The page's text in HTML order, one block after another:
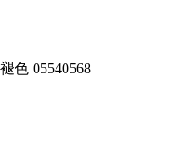
色 05540568